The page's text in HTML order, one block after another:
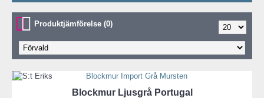
Produktjämförelse (0)
Blockmur Ljusgrå Portugal